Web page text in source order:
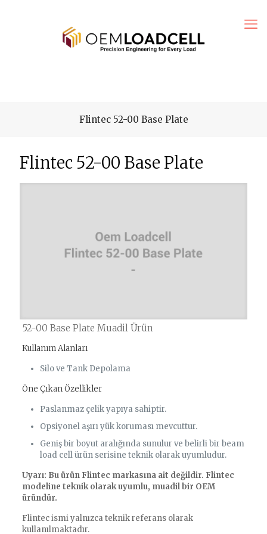
Flintec 52-00 Base Plate
Flintec 52-00 Base Plate
52-00 Base Plate Muadil Ürün
Kullanım Alanları
Silo ve Tank Depolama
Öne Çıkan Özellikler
Paslanmaz çelik yapıya sahiptir.
Opsiyonel aşırı yük koruması mevcuttur.
Geniş bir boyut aralığında sunulur ve belirli bir beam
load cell ürün serisine teknik olarak uyumludur.
Uyarı: Bu ürün Flintec markasına ait değildir. Flintec
modeline teknik olarak uyumlu, muadil bir OEM
üründür.
Flintec ismi yalnızca teknik referans olarak
kullanılmaktadır.